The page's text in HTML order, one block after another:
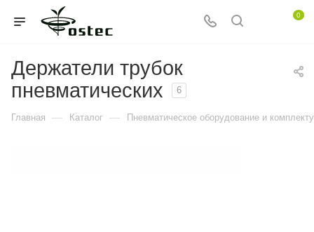
0
Держатели трубок
пневматических
6
Главная — Каталог — Пневматическое оборудование и